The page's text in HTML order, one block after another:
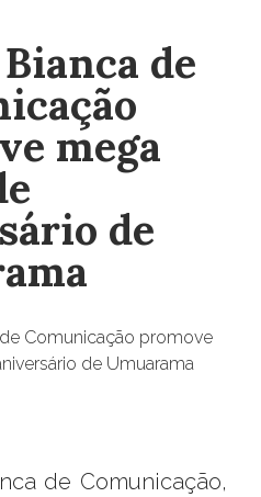
de
mega
de
de Comunicação,